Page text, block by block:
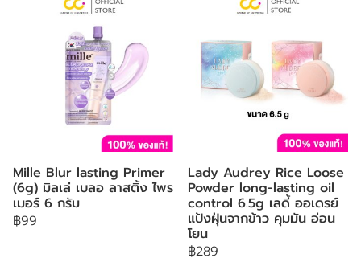
Mille Blur lasting Primer
(6g) มิลเล่ เบลอ ลาสติ้ง ไพร
เมอร์ 6 กรัม
฿99
Lady Audrey Rice Loose
Powder long-lasting oil
control 6.5g เลดี้ ออเดรย์
แป้งฝุ่นจากข้าว คุมมัน อ่อน
โยน
฿289